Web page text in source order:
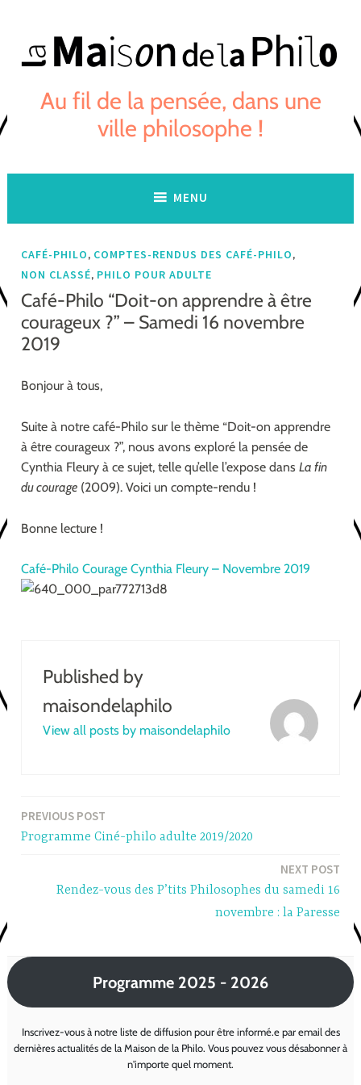
content
Au fil de la pensée, dans une
ville philosophe !
MENU
CAFÉ-PHILO, COMPTES-RENDUS DES CAFÉ-PHILO,
NON CLASSÉ, PHILO POUR ADULTE
Café-Philo “Doit-on apprendre à être
courageux ?” – Samedi 16 novembre
2019
Bonjour à tous,
Suite à notre café-Philo sur le thème “Doit-on apprendre
à être courageux ?”, nous avons exploré la pensée de
Cynthia Fleury à ce sujet, telle qu’elle l’expose dansLa fin
du courage (2009). Voici un compte-rendu !
Bonne lecture !
Café-Philo Courage Cynthia Fleury – Novembre 2019
Published by
maisondelaphilo
View all posts by maisondelaphilo
Post
navigation
PREVIOUS POST
Programme Ciné-philo adulte 2019/2020
NEXT POST
Rendez-vous des P’tits Philosophes du samedi 16
novembre : la Paresse
Programme 2025 - 2026
Inscrivez-vous à notre liste de diffusion pour être informé.e par email des
dernières actualités de la Maison de la Philo. Vous pouvez vous désabonner à
n'importe quel moment.